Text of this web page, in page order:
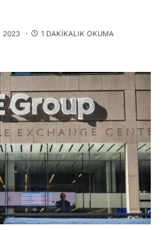
2023 1 DAKIKALIK OKUMA